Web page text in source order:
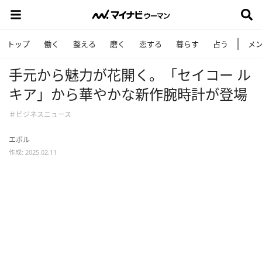
トップ 働く 整える 磨く 恋する 暮らす 占う メ
手元から魅力が花開く。「セイコー ル
キア」から華やかな新作腕時計が登場
＃ビジネスニュース
エボル
作成: 2025.02.11